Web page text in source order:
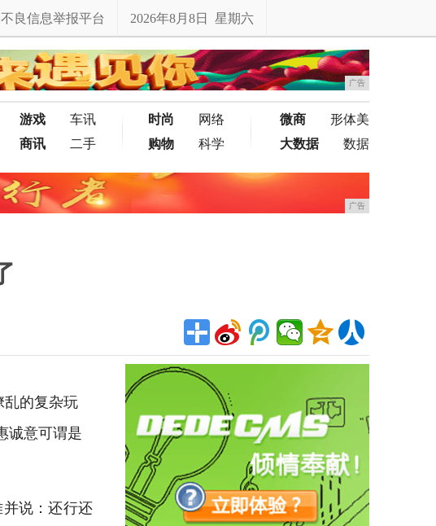
良信息举报平台 2026年8月8日 星期六
广告
游戏
车讯
商讯
二手
时尚
网络
购物
科学
微商
形体美
大数据
数据
广告
乱的复杂玩
诚意可谓是
说：还行还